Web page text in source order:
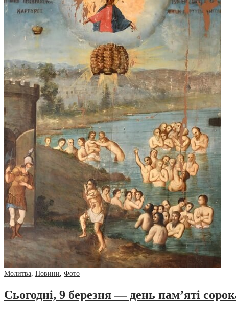
Молитва Новини Фото
Сьогодні, 9 березня — день пам’яті